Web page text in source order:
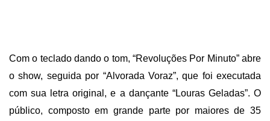
Com o teclado dando o tom, “Revoluções Por Minuto” abre
o show, seguida por “Alvorada Voraz”, que foi executada
com sua letra original, e a dançante “Louras Geladas”. O
público, composto em grande parte por maiores de 35